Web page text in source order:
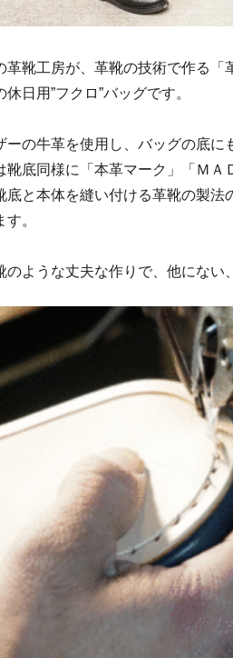
革靴工房が、革靴の技術で作る
日用”フクロ”バッグです。
ーの牛革を使用し、バッグの底
靴底同様に「本革マーク」「ＭＡ
底と本体を縫い付ける革靴の製
す。
のような丈夫な作りで、他にない